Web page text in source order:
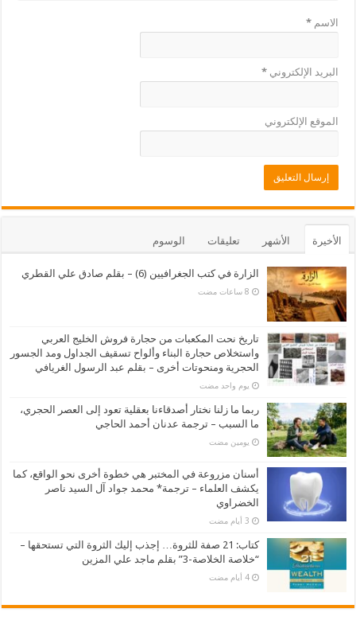
الاسم*
البريد الإلكتروني*
الموقع الإلكتروني
الأخيرة الأشهر تعليقات الوسوم
الزارة في كتب الجغرافيين (6) – بقلم صادق علي القطري
تاريخ نحت المكعبات من حجارة فروش الخليج العربي
واستخلاص حجارة البناء وألواح تسقيف الجداول ومد الجسور
الحجرية ومنحوتات أخرى – بقلم عبد الرسول الغريافي
‏يوم واحد مضت
ربما ما زلنا نختار أصدقاءنا بعقلية تعود إلى العصر الحجري،
ما السبب – ترجمة عدنان أحمد الحاجي
‏يومين مضت
أسنان مزروعة في المختبر هي خطوة أخرى نحو الواقع، كما
يكشف العلماء – ترجمة* محمد جواد آل السيد ناصر
الخضراوي
كتاب: 21 صفة للثروة… إجذب إليك الثروة التي تستحقها –
“خلاصة الخلاصة-3” بقلم ماجد علي المزين
‏4 أيام مضت